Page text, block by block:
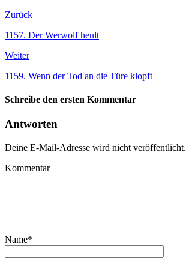
Zurück
1157. Der Werwolf heult
Weiter
1159. Wenn der Tod an die Türe klopft
Schreibe den ersten Kommentar
Antworten
Deine E-Mail-Adresse wird nicht veröffentlicht.
Kommentar
Name*